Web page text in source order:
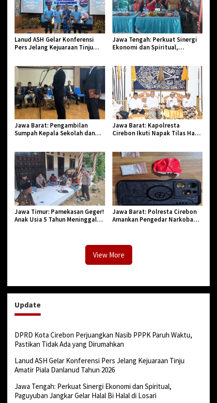
Lanud ASH Gelar Konferensi
Pers Jelang Kejuaraan Tinju
Jawa Tengah: Perkuat Sinergi
Ekonomi dan Spiritual,
Jawa Barat: Pengambilan
Sumpah Kepala Sekolah dan
Pendidikan dan Birokrasi
Jawa Barat: Kapolresta
Cirebon Ikuti Napak Tilas Hari
Jawa Timur: Pamekasan Geger!
Anak Usia 5 Tahun Meninggal
Jawa Barat: Polresta Cirebon
Amankan Pengedar Narkoba
View More
Update
DPRD Kota Cirebon Perjuangkan Nasib PPPK Paruh Waktu,
Pastikan Tidak Ada yang Dirumahkan
Lanud ASH Gelar Konferensi Pers Jelang Kejuaraan Tinju
Amatir Piala Danlanud Tahun 2026
Jawa Tengah: Perkuat Sinergi Ekonomi dan Spiritual,
Paguyuban Jangkar Gelar Halal Bi Halal di Losari